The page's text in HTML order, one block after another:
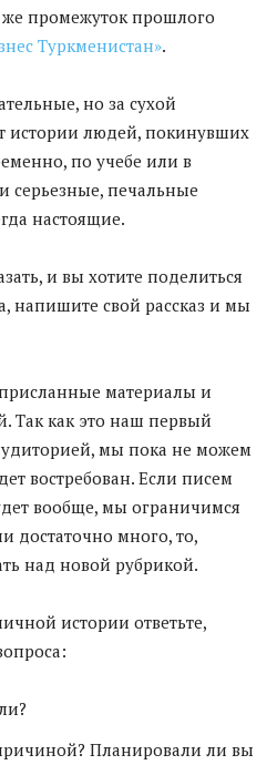
же промежуток прошлого
Туркменистан».
но за сухой
истории людей, покинувших
по учебе или в
серьезные, печальные
настоящие.
и вы хотите поделиться
напишите свой рассказ и мы
материалы и
Так как это наш первый
мы пока не можем
востребован. Если писем
вообще, мы ограничимся
достаточно много, то,
над новой рубрикой.
истории ответьте,
Планировали ли вы